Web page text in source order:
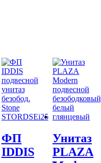
ФП
IDDIS
Унитаз
PLAZA